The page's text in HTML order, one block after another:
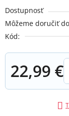
Dostupnosť
Môžeme doručiť
Kód:
22,99 €
Jednotková cena: